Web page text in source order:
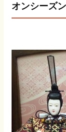
オンシーズ